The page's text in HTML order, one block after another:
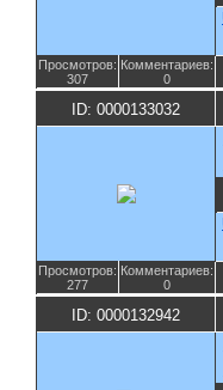
Просмотров:
307
Комментариев:
0
ID: 0000133032
Просмотров:
277
Комментариев:
0
ID: 0000132942